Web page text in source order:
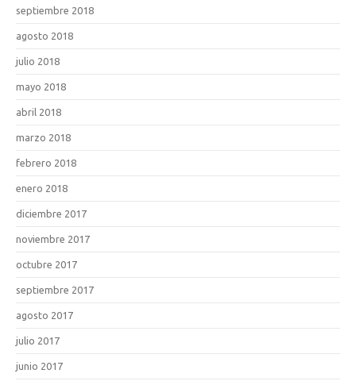
septiembre 2018
agosto 2018
julio 2018
mayo 2018
abril 2018
marzo 2018
febrero 2018
enero 2018
diciembre 2017
noviembre 2017
octubre 2017
septiembre 2017
agosto 2017
julio 2017
junio 2017